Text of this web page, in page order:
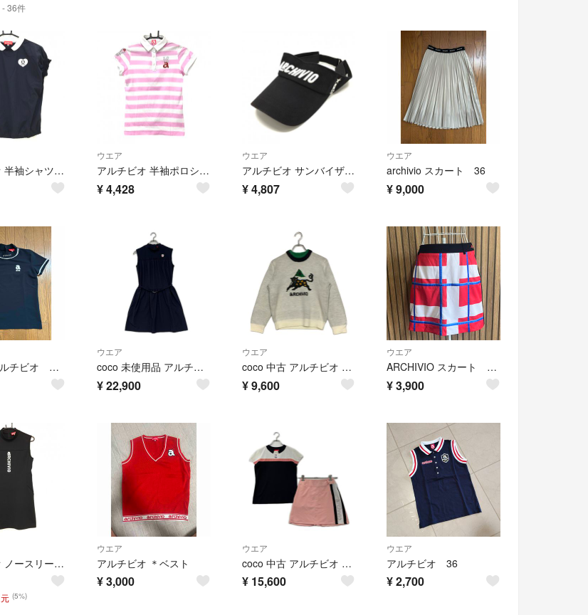
36件
アルチビオ 半袖シャツ ネイビー×白 ハートワッペン ナイロン混 レディース 38(M) ゴルフウェア archivio
ウエア
アルチビオ 半袖ポロシャツ 白×ピンク ボーダー ラインストーン レディース 38(M) ゴルフウェア archivio
¥4,428
ウエア
アルチビオ サンバイザー 黒×白 立体ロゴ刺しゅう ゴルフウェア archivio
¥4,807
ウエア
archivio スカート 36
¥9,000
archivio アルチビオ トップス 36
ウエア
coco 未使用品 アルチビオ archivio レディース ワンピース 38(M) ネイビー 紺 ノースリーブ 接触冷感
¥22,900
ウエア
coco 中古 アルチビオ archivio レディース セーター 36(S) 白 ホワイト クルーネック 黒ヒョウジャガード
¥9,600
ウエア
ARCHIVIO スカート チェック Mサイズ
¥3,900
アルチビオ ノースリーブワンピース 黒 ハイネック ロゴプリント レディース 38(M) ゴルフウェア 2024年モデル archivio
(5%)
ウエア
アルチビオ ＊ベスト
¥3,000
ウエア
coco 中古 アルチビオ archivio レディース セットアップ 36(S) トップス38(M) 黒×ピンク 訳あり上下サイズ違い インナーパンツ付き
¥ 15,600
ウエア
アルチビオ 36
¥2,700